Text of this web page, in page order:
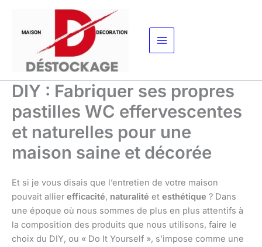
contenu
DIY : Fabriquer ses propres
pastilles WC effervescentes
et naturelles pour une
maison saine et décorée
Et si je vous disais que l’entretien de votre maison
pouvait allier efficacité, naturalité et esthétique ? Dans
une époque où nous sommes de plus en plus attentifs à
la composition des produits que nous utilisons, faire le
choix du DIY, ou « Do It Yourself », s’impose comme une